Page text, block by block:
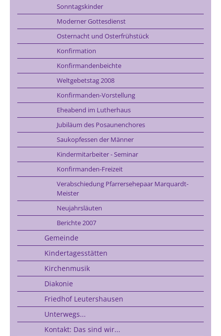
Sonntagskinder
Moderner Gottesdienst
Osternacht und Osterfrühstück
Konfirmation
Konfirmandenbeichte
Weltgebetstag 2008
Konfirmanden-Vorstellung
Eheabend im Lutherhaus
Jubiläum des Posaunenchores
Saukopfessen der Männer
Kindermitarbeiter - Seminar
Konfirmanden-Freizeit
Verabschiedung Pfarrersehepaar Marquardt-
Meister
Neujahrsläuten
Berichte 2007
Gemeinde
Kindertagesstätten
Kirchenmusik
Diakonie
Friedhof Leutershausen
Unterwegs...
Kontakt: Das sind wir...